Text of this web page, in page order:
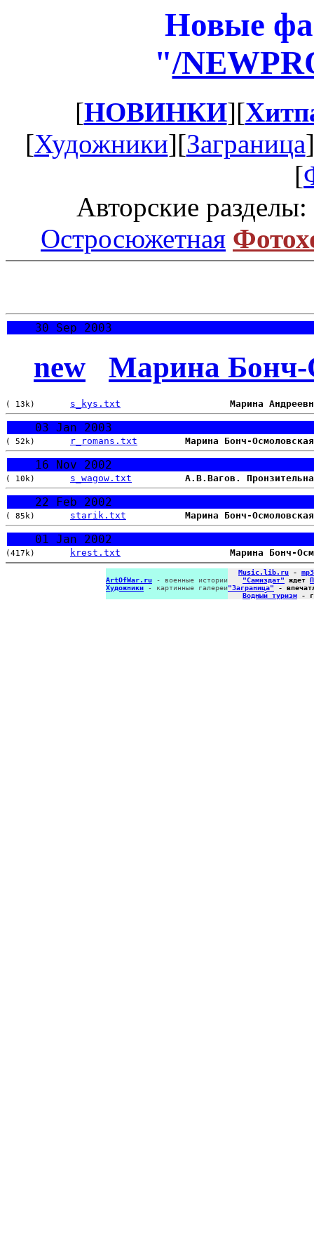
Новые
"/
[НОВИНКИ][
[Художники][Заграница
[
Авторские разделы:
Остросюжетная
30 Sep 2003
new Марина Бонч-
( 13k) s_kys.txt Марина
03 Jan 2003
( 52k) r_romans.txt Марина Бонч-
16 Nov 2002
( 10k) s_wagow.txt А.В.Вагов.
22 Feb 2002
( 85k) starik.txt Марина Бонч-
01 Jan 2002
(417k) krest.txt Марина Бонч-
ArtOfWar.ru - военные истории
Художники - картинные галереи
Music.lib.ru - mp3
"Самиздат" ждет
"Заграница" -
Водный туризм -